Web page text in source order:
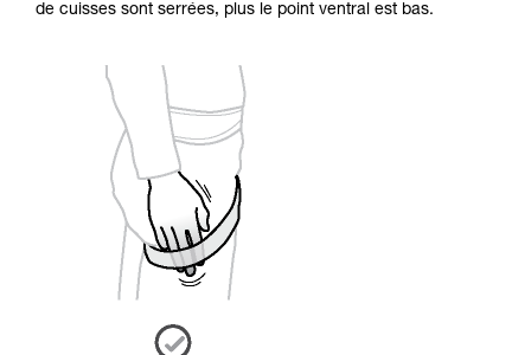
de cuisses sont serrées, plus le point ventral est bas.